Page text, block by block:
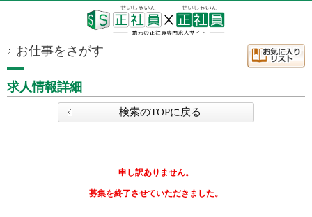
お仕事をさがす
求人情報詳細
検索のTOPに戻る
申し訳ありません。
募集を終了させていただきました。